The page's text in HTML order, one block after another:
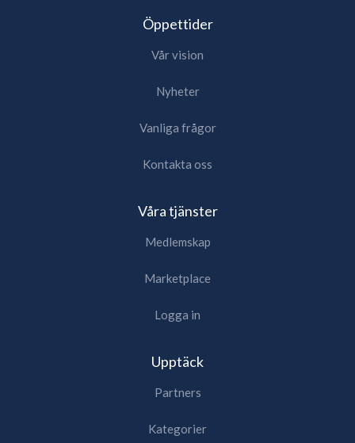
Öppettider
Vår vision
Nyheter
Vanliga frågor
Kontakta oss
Våra tjänster
Medlemskap
Marketplace
Logga in
Upptäck
Partners
Kategorier